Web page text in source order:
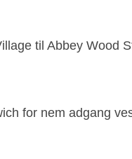
til Abbey Wood
for nem adgang